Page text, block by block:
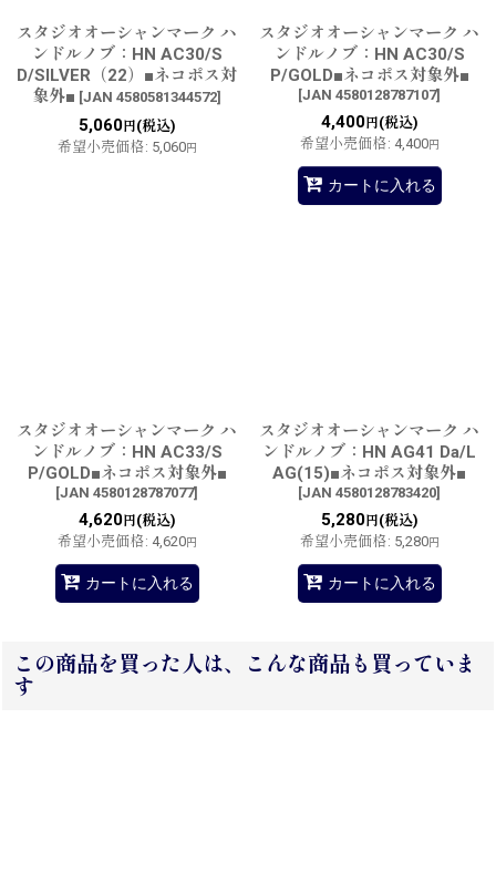
スタジオオーシャンマーク ハ
ンドルノブ：HN AC30/S
D/SILVER（22）■ネコポス対
象外■ [JAN 4580581344572]
5,060円(税込)
希望小売価格: 5,060円
スタジオオーシャンマーク ハ
ンドルノブ：HN AC30/S
P/GOLD■ネコポス対象外■
[JAN 4580128787107]
4,400円(税込)
希望小売価格: 4,400円
カートに入れる
スタジオオーシャンマーク ハ
ンドルノブ：HN AC33/S
P/GOLD■ネコポス対象外■
[JAN 4580128787077]
4,620円(税込)
希望小売価格: 4,620円
カートに入れる
スタジオオーシャンマーク ハ
ンドルノブ：HN AG41 Da/L
AG(15)■ネコポス対象外■
[JAN 4580128783420]
5,280円(税込)
希望小売価格: 5,280円
カートに入れる
この商品を買った人は、こんな商品も買っていま
す